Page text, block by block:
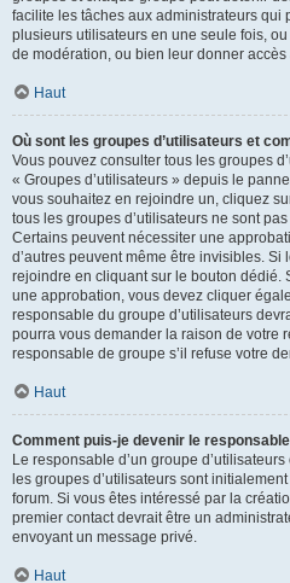
facilite les tâches aux administrateurs qui
plusieurs utilisateurs en une seule fois,
de modération, ou bien leur donner accès
Haut
Où sont les groupes d’utilisateurs et
Vous pouvez consulter tous les groupes
« Groupes d’utilisateurs » depuis le
vous souhaitez en rejoindre un, cliquez
tous les groupes d’utilisateurs ne sont
Certains peuvent nécessiter une
d’autres peuvent même être invisibles.
rejoindre en cliquant sur le bouton dédié.
une approbation, vous devez cliquer
responsable du groupe d’utilisateurs
pourra vous demander la raison de votre
responsable de groupe s’il refuse votre
Haut
Comment puis-je devenir le
Le responsable d’un groupe
les groupes d’utilisateurs sont
forum. Si vous êtes intéressé par la
premier contact devrait être un
envoyant un message privé.
Haut